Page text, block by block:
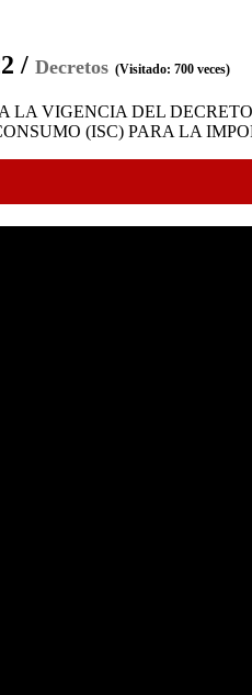
/ Decretos (Visitado: 700 veces)
LA VIGENCIA DEL
(ISC) PARA LA